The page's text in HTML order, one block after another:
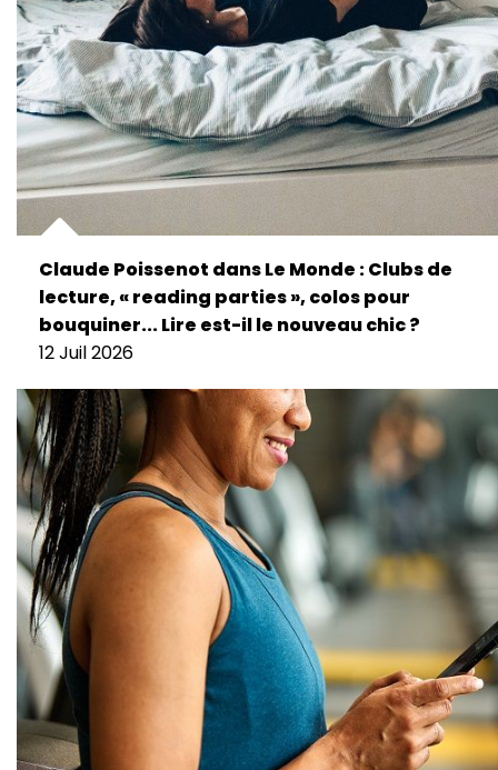
Claude Poissenot dans Le Monde : Clubs de
lecture, « reading parties », colos pour
bouquiner... Lire est-il le nouveau chic ?
12 Juil 2026